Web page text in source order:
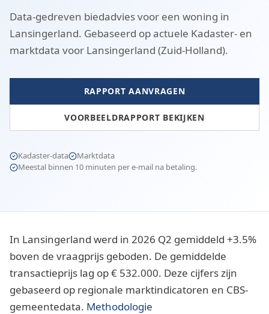
Data-gedreven biedadvies voor een woning in
Lansingerland. Gebaseerd op actuele Kadaster- en
marktdata voor Lansingerland (Zuid-Holland).
RAPPORT AANVRAGEN
VOORBEELDRAPPORT BEKIJKEN
Kadaster-data
Marktdata
Meestal binnen 10 minuten per e-mail na betaling.
In Lansingerland werd in 2026 Q2 gemiddeld +3.5%
boven de vraagprijs geboden. De gemiddelde
transactieprijs lag op € 532.000. Deze cijfers zijn
gebaseerd op regionale marktindicatoren en CBS-
gemeentedata. Methodologie